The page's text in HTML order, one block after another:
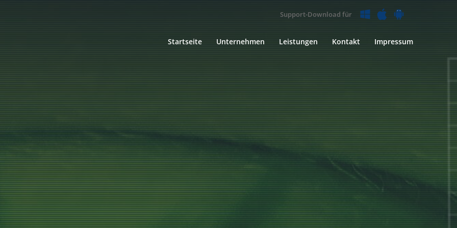
Support-Download für
Startseite Unternehmen Leistungen Kontakt Impressum